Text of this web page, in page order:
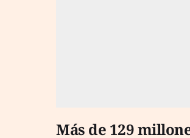
Más de 129